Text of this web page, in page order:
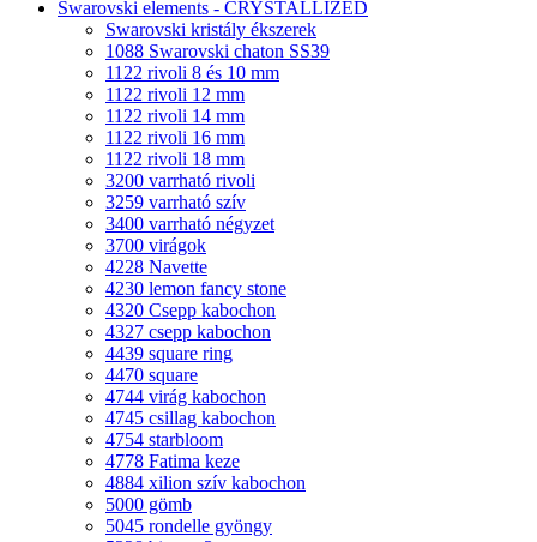
Swarovski elements - CRYSTALLIZED
Swarovski kristály ékszerek
1088 Swarovski chaton SS39
1122 rivoli 8 és 10 mm
1122 rivoli 12 mm
1122 rivoli 14 mm
1122 rivoli 16 mm
1122 rivoli 18 mm
3200 varrható rivoli
3259 varrható szív
3400 varrható négyzet
3700 virágok
4228 Navette
4230 lemon fancy stone
4320 Csepp kabochon
4327 csepp kabochon
4439 square ring
4470 square
4744 virág kabochon
4745 csillag kabochon
4754 starbloom
4778 Fatima keze
4884 xilion szív kabochon
5000 gömb
5045 rondelle gyöngy